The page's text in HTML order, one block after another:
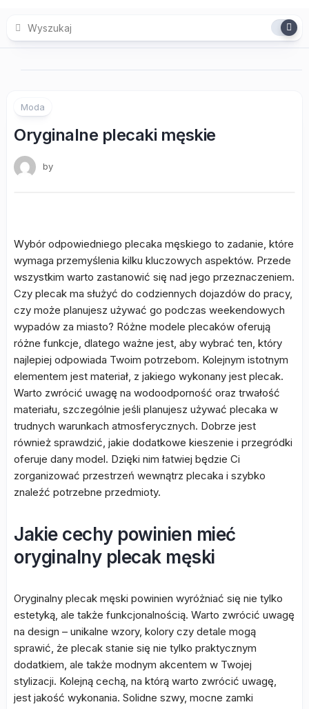
content
Moda
Oryginalne plecaki męskie
by
Wybór odpowiedniego plecaka męskiego to zadanie, które
wymaga przemyślenia kilku kluczowych aspektów. Przede
wszystkim warto zastanowić się nad jego przeznaczeniem.
Czy plecak ma służyć do codziennych dojazdów do pracy,
czy może planujesz używać go podczas weekendowych
wypadów za miasto? Różne modele plecaków oferują
różne funkcje, dlatego ważne jest, aby wybrać ten, który
najlepiej odpowiada Twoim potrzebom. Kolejnym istotnym
elementem jest materiał, z jakiego wykonany jest plecak.
Warto zwrócić uwagę na wodoodporność oraz trwałość
materiału, szczególnie jeśli planujesz używać plecaka w
trudnych warunkach atmosferycznych. Dobrze jest
również sprawdzić, jakie dodatkowe kieszenie i przegródki
oferuje dany model. Dzięki nim łatwiej będzie Ci
zorganizować przestrzeń wewnątrz plecaka i szybko
znaleźć potrzebne przedmioty.
Jakie cechy powinien mieć
oryginalny plecak męski
Oryginalny plecak męski powinien wyróżniać się nie tylko
estetyką, ale także funkcjonalnością. Warto zwrócić uwagę
na design – unikalne wzory, kolory czy detale mogą
sprawić, że plecak stanie się nie tylko praktycznym
dodatkiem, ale także modnym akcentem w Twojej
stylizacji. Kolejną cechą, na którą warto zwrócić uwagę,
jest jakość wykonania. Solidne szwy, mocne zamki